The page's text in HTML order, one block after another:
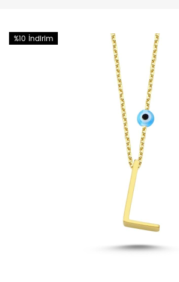
%10 İndirim